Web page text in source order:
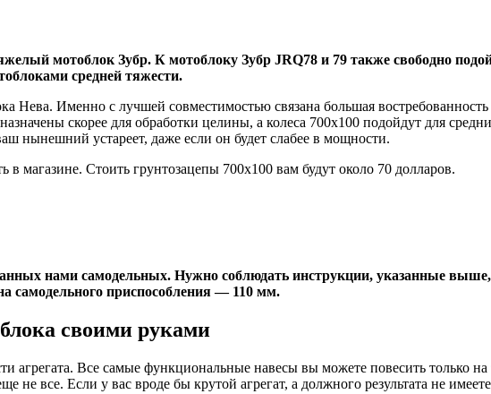
мотоблок Зубр. К мотоблоку Зубр JRQ78 и 79 также свободно
средней тяжести.
Нева. Именно с лучшей совместимостью связана большая востребованность
скорее для обработки целины, а колеса 700х100 подойдут для
нынешний устареет, даже если он будет слабее в мощности.
магазине. Стоить грунтозацепы 700х100 вам будут около 70 долларов.
нами самодельных. Нужно соблюдать инструкции, указанные
самодельного приспособления — 110 мм.
своими руками
агрегата. Все самые функциональные навесы вы можете повесить только
не все. Если у вас вроде бы крутой агрегат, а должного результата не